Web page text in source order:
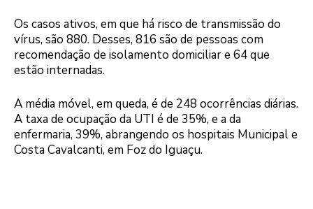
Os casos ativos, em que há risco de transmissão do
vírus, são 880. Desses, 816 são de pessoas com
recomendação de isolamento domiciliar e 64 que
estão internadas.
A média móvel, em queda, é de 248 ocorrências diárias.
A taxa de ocupação da UTI é de 35%, e a da
enfermaria, 39%, abrangendo os hospitais Municipal e
Costa Cavalcanti, em Foz do Iguaçu.